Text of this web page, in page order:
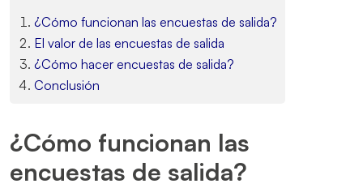
¿Cómo funcionan las encuestas de salida?
El valor de las encuestas de salida
¿Cómo hacer encuestas de salida?
Conclusión
¿Cómo funcionan las
encuestas de salida?